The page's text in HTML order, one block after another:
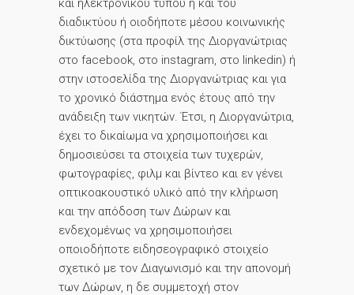
και ηλεκτρονικού τύπου ή και του
διαδικτύου ή οιοδήποτε μέσου κοινωνικής
δικτύωσης (στα προφίλ της Διοργανώτριας
στο facebook, στο instagram, στο linkedin) ή
στην ιστοσελίδα της Διοργανώτριας και για
το χρονικό διάστημα ενός έτους από την
ανάδειξη των νικητών. Έτσι, η Διοργανώτρια,
έχει το δικαίωμα να χρησιμοποιήσει και
δημοσιεύσει τα στοιχεία των τυχερών,
φωτογραφίες, φιλμ και βίντεο και εν γένει
οπτικοακουστικό υλικό από την κλήρωση
και την απόδοση των Δώρων και
ενδεχομένως να χρησιμοποιήσει
οποιοδήποτε ειδησεογραφικό στοιχείο
σχετικό με τον Διαγωνισμό και την απονομή
των Δώρων, η δε συμμετοχή στον